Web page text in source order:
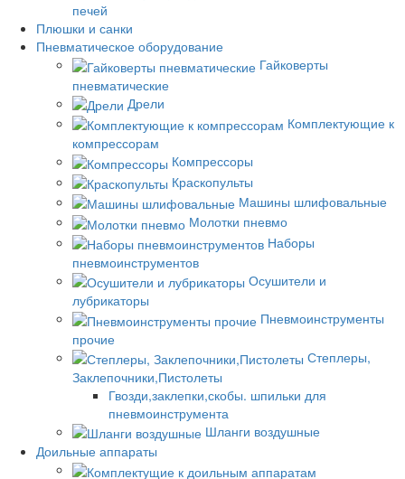
печей
Плюшки и санки
Пневматическое оборудование
Гайковерты
пневматические
Дрели
Комплектующие к
компрессорам
Компрессоры
Краскопульты
Машины шлифовальные
Молотки пневмо
Наборы
пневмоинструментов
Осушители и
лубрикаторы
Пневмоинструменты
прочие
Степлеры,
Заклепочники,Пистолеты
Гвозди,заклепки,скобы. шпильки для
пневмоинструмента
Шланги воздушные
Доильные аппараты